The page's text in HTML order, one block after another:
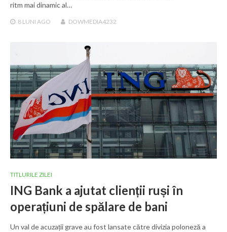
ritm mai dinamic al…
8 LUNI AGO DOWMEDIA4232
TITLURILE ZILEI
ING Bank a ajutat clienții ruși în
operațiuni de spălare de bani
Un val de acuzații grave au fost lansate către divizia poloneză a